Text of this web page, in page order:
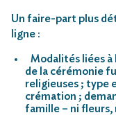
Un faire-part plus
ligne :
Modalités liées à
de la cérémonie
religieuses ; type
crémation ;
famille – ni